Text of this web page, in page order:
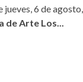
jueves, 6 de agosto,
de Arte Los...